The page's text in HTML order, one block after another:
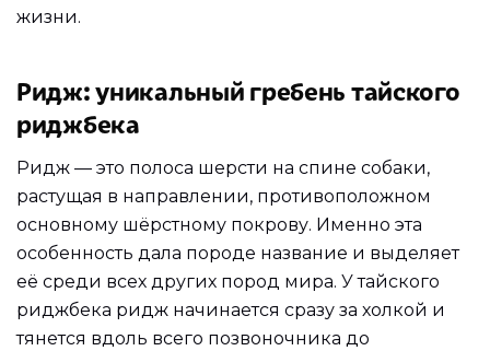
жизни.
Ридж: уникальный гребень тайского
риджбека
Ридж — это полоса шерсти на спине собаки,
растущая в направлении, противоположном
основному шёрстному покрову. Именно эта
особенность дала породе название и выделяет
её среди всех других пород мира. У тайского
риджбека ридж начинается сразу за холкой и
тянется вдоль всего позвоночника до